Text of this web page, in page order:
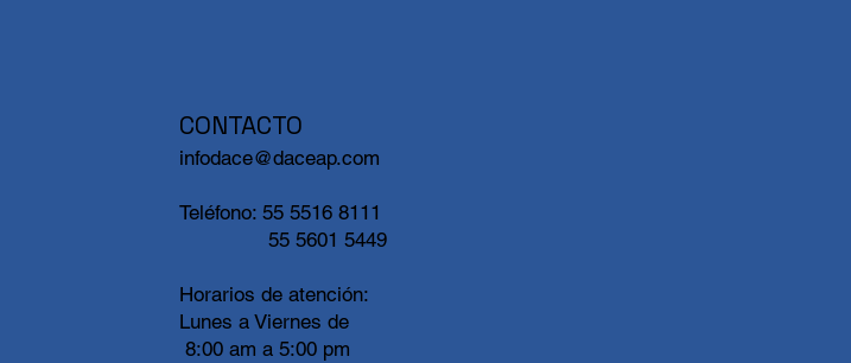
infodace@daceap.com
Teléfono: 55 5516 8111
55 5601 5449
Horarios de atención:
Lunes a Viernes de
8:00 am a 5:00 pm
CONTACTO